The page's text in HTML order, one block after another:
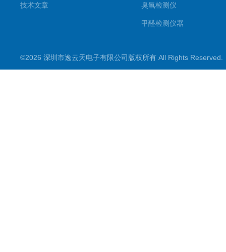
技术文章 臭氧检测仪
甲醛检测仪器
气体报警控制主机
©2026 深圳市逸云天电子有限公司版权所有 All Rights